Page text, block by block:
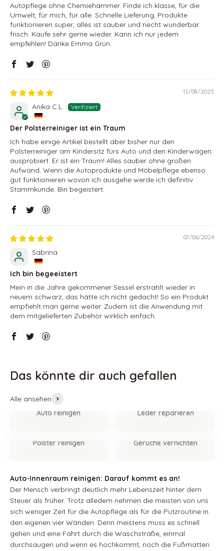
Autopflege ohne Chemiehämmer. Finde ich klasse, für die
Umwelt, für mich, für alle. Schnelle Lieferung, Produkte
funktionieren super, alles ist sauber und riecht wunderbar
frisch. Kaufe sehr gerne wieder. Kann ich nur jedem
empfehlen! Danke Emma Grün.
12/08/2025
Anika C.L.
Der Polsterreiniger ist ein Traum
Ich habe einige Artikel bestellt aber bisher nur den
Polsterreiniger am Kindersitz fürs Auto und den Kinderwagen
ausprobiert. Er ist ein Traum! Alles sauber ohne großen
Aufwand. Wenn die Autoprodukte und Möbelpflege ebenso
gut funktionieren wovon ich ausgehe werde ich definitiv
Stammkunde. Bin begeistert.
07/06/2024
Sabrina
Ich bin begeeistert
Mein in die Jahre gekommener Sessel erstrahlt wieder in
neuem schwarz, das hätte ich nicht gedacht! So ein Produkt
empfiehlt man gerne weiter. Zudem ist die Anwendung mit
dem mitgelieferten Zubehör wirklich einfach.
Alle ansehen
Auto reinigen
Leder reparieren
Polster reinigen Gerüche vernichten
Auto-Innenraum reinigen: Darauf kommt es an!
Der Mensch verbringt deutlich mehr Lebenszeit hinter dem
Steuer als früher. Trotz alledem nehmen die meisten von uns
sich weniger Zeit für die Autopflege als für die Putzroutine in
den eigenen vier Wänden. Denn meistens muss es schnell
gehen und eine Fahrt durch die Waschstraße, einmal
durchsaugen und wenn es hochkommt, noch die Fußmatten